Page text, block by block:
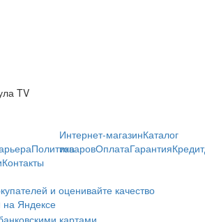
TV
Политика
Контакты
Интернет-магазинКаталог
товаровОплатаГарантияКредит